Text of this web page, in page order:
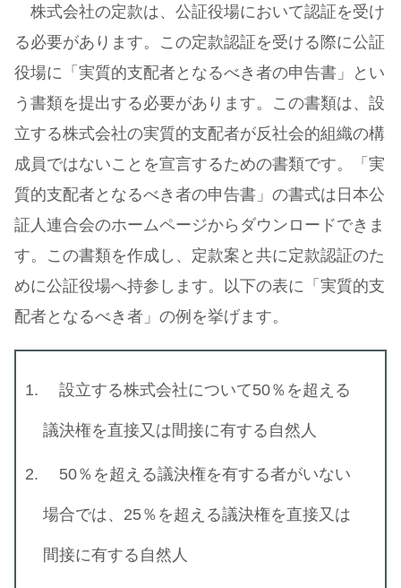
株式会社の定款は、公証役場において認証を受け
る必要があります。この定款認証を受ける際に公証
役場に「実質的支配者となるべき者の申告書」とい
う書類を提出する必要があります。この書類は、設
立する株式会社の実質的支配者が反社会的組織の構
成員ではないことを宣言するための書類です。「実
質的支配者となるべき者の申告書」の書式は日本公
証人連合会のホームページからダウンロードできま
す。この書類を作成し、定款案と共に定款認証のた
めに公証役場へ持参します。以下の表に「実質的支
配者となるべき者」の例を挙げます。
設立する株式会社について50％を超える
議決権を直接又は間接に有する自然人
50％を超える議決権を有する者がいない
場合では、25％を超える議決権を直接又は
間接に有する自然人